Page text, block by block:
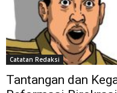
Catatan Redaksi
Tantangan dan